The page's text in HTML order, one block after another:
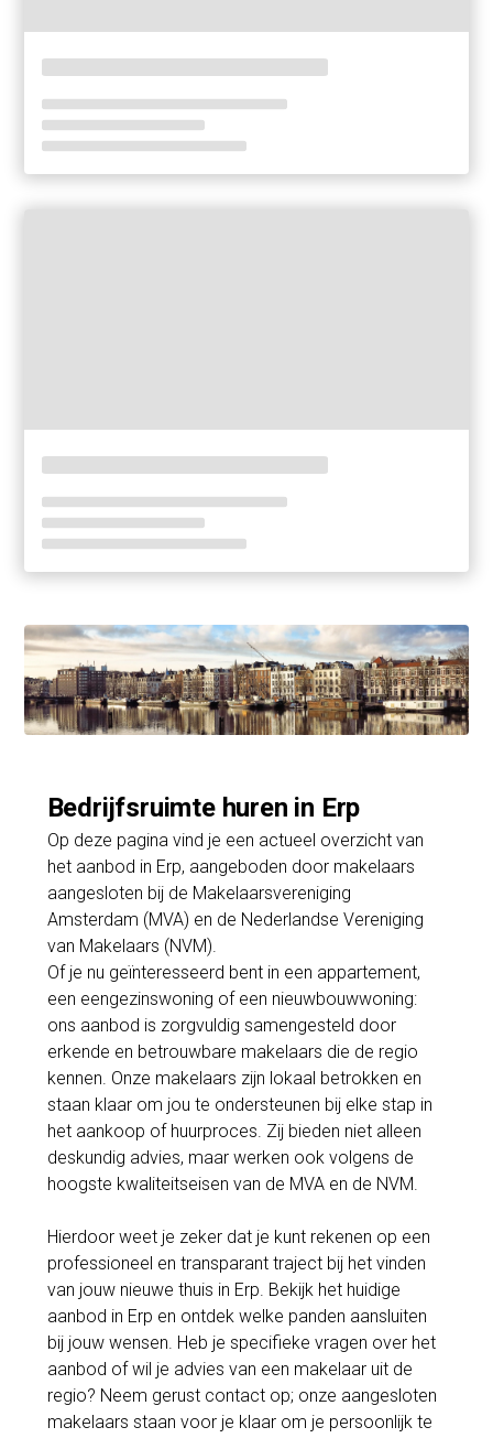
Bedrijfsruimte huren in Erp
Op deze pagina vind je een actueel overzicht van
het aanbod in Erp, aangeboden door makelaars
aangesloten bij de Makelaarsvereniging
Amsterdam (MVA) en de Nederlandse Vereniging
van Makelaars (NVM).
Of je nu geïnteresseerd bent in een appartement,
een eengezinswoning of een nieuwbouwwoning:
ons aanbod is zorgvuldig samengesteld door
erkende en betrouwbare makelaars die de regio
kennen. Onze makelaars zijn lokaal betrokken en
staan klaar om jou te ondersteunen bij elke stap in
het aankoop of huurproces. Zij bieden niet alleen
deskundig advies, maar werken ook volgens de
hoogste kwaliteitseisen van de MVA en de NVM.
Hierdoor weet je zeker dat je kunt rekenen op een
professioneel en transparant traject bij het vinden
van jouw nieuwe thuis in Erp. Bekijk het huidige
aanbod in Erp en ontdek welke panden aansluiten
bij jouw wensen. Heb je specifieke vragen over het
aanbod of wil je advies van een makelaar uit de
regio? Neem gerust contact op; onze aangesloten
makelaars staan voor je klaar om je persoonlijk te